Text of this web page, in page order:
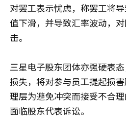
对罢工表示忧虑，称罢工将
值下滑，并导致汇率波动，
击。
三星电子股东团体亦强硬表
损失，将对参与员工提起损
理层为避免冲突而接受不合
面临股东代表诉讼。